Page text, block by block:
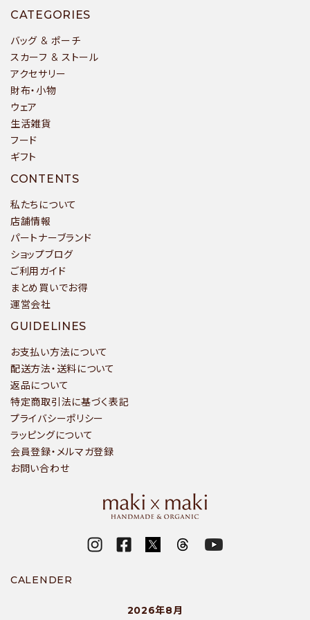
キーワード
カテゴリー
CATEGORIES
バッグ & ポーチ
スカーフ & ストール
アクセサリー
財布・小物
ウェア
生活雑貨
フード
ギフト
CONTENTS
私たちについて
店舗情報
パートナーブランド
ショップブログ
ご利用ガイド
まとめ買いでお得
運営会社
GUIDELINES
お支払い方法について
配送方法・送料について
返品について
特定商取引法に基づく表記
プライバシーポリシー
ラッピングについて
会員登録・メルマガ登録
お問い合わせ
CALENDER
2026年8月